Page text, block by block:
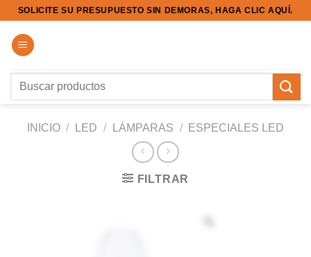
Saltar
contenido
SOLICITE SU PRESUPUESTO SIN DEMORAS, HAGA CLIC AQUÍ.
Buscar
INICIO / LED / LÁMPARAS / ESPECIALES LED
FILTRAR